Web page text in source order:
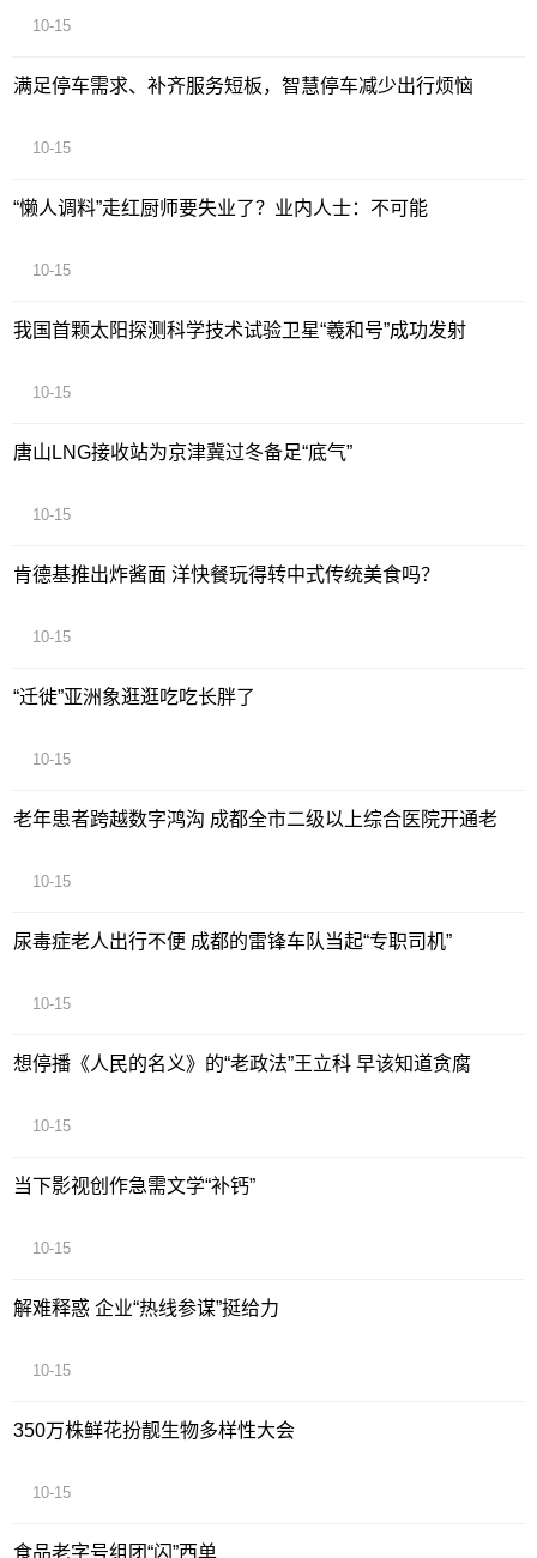
10-15
满足停车需求、补齐服务短板，智慧停车减少出行烦恼
10-15
“懒人调料”走红厨师要失业了？业内人士：不可能
10-15
我国首颗太阳探测科学技术试验卫星“羲和号”成功发射
10-15
唐山LNG接收站为京津冀过冬备足“底气”
10-15
肯德基推出炸酱面 洋快餐玩得转中式传统美食吗？
10-15
“迁徙”亚洲象逛逛吃吃长胖了
10-15
老年患者跨越数字鸿沟 成都全市二级以上综合医院开通老
10-15
尿毒症老人出行不便 成都的雷锋车队当起“专职司机”
10-15
想停播《人民的名义》的“老政法”王立科 早该知道贪腐
10-15
当下影视创作急需文学“补钙”
10-15
解难释惑 企业“热线参谋”挺给力
10-15
350万株鲜花扮靓生物多样性大会
10-15
食品老字号组团“闪”西单